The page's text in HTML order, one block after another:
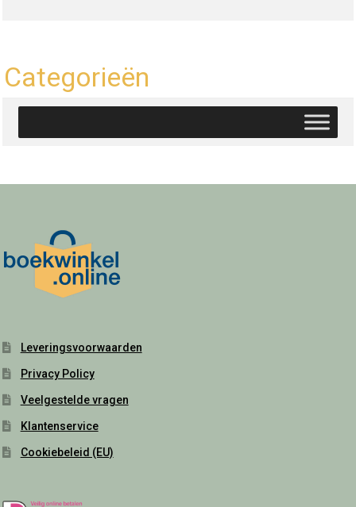
Categorieën
Leveringsvoorwaarden
Privacy Policy
Veelgestelde vragen
Klantenservice
Cookiebeleid (EU)